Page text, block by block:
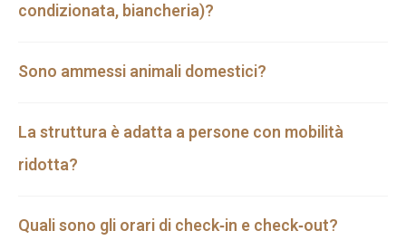
condizionata, biancheria)?
Sono ammessi animali domestici?
La struttura è adatta a persone con mobilità
ridotta?
Quali sono gli orari di check‑in e check‑out?